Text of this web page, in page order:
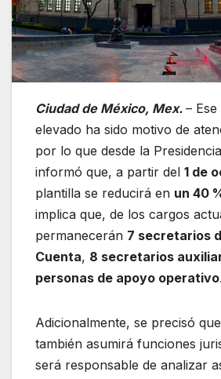
Ciudad de México, Mex. –
elevado ha sido motivo de
por lo que desde la
informó que, a partir del 1 de
plantilla se reducirá en un 40
implica que, de los cargos
permanecerán 7 secretarios
Cuenta, 8 secretarios
personas de apoyo operativo.
Adicionalmente, se precisó
también asumirá funciones
será responsable de analizar